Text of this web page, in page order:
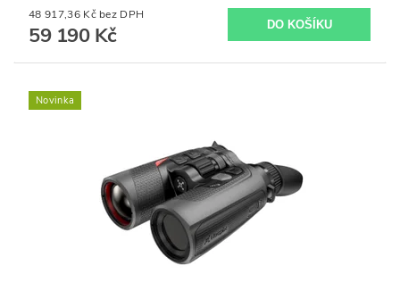
48 917,36 Kč bez DPH
59 190 Kč
Novinka